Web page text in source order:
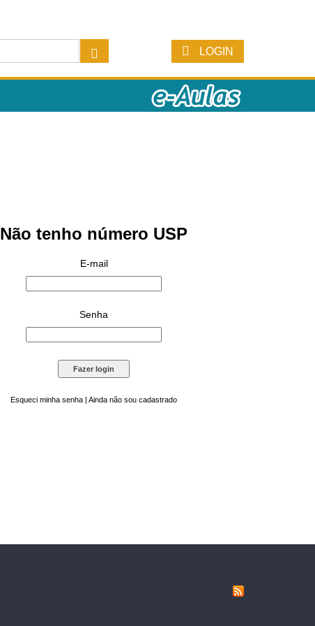
LOGIN
Não tenho número USP
E-mail
Senha
Esqueci minha senha | Ainda não sou cadastrado